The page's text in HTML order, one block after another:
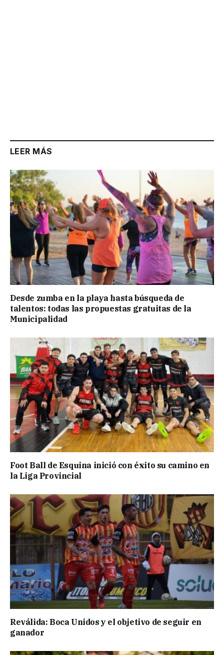
LEER MÁS
Desde zumba en la playa hasta búsqueda de
talentos: todas las propuestas gratuitas de la
Municipalidad
Foot Ball de Esquina inició con éxito su camino en
la Liga Provincial
Reválida: Boca Unidos y el objetivo de seguir en
ganador